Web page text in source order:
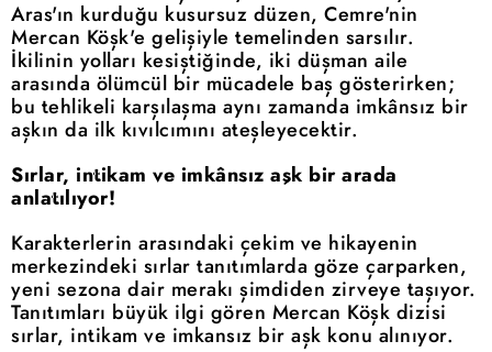
Aras'ın kurduğu kusursuz düzen, Cemre'nin
Mercan Köşk'e gelişiyle temelinden sarsılır.
İkilinin yolları kesiştiğinde, iki düşman aile
arasında ölümcül bir mücadele baş gösterirken;
bu tehlikeli karşılaşma aynı zamanda imkânsız bir
aşkın da ilk kıvılcımını ateşleyecektir.
Sırlar, intikam ve imkânsız aşk bir arada
anlatılıyor!
Karakterlerin arasındaki çekim ve hikayenin
merkezindeki sırlar tanıtımlarda göze çarparken,
yeni sezona dair merakı şimdiden zirveye taşıyor.
Tanıtımları büyük ilgi gören Mercan Köşk dizisi
sırlar, intikam ve imkansız bir aşk konu alınıyor.